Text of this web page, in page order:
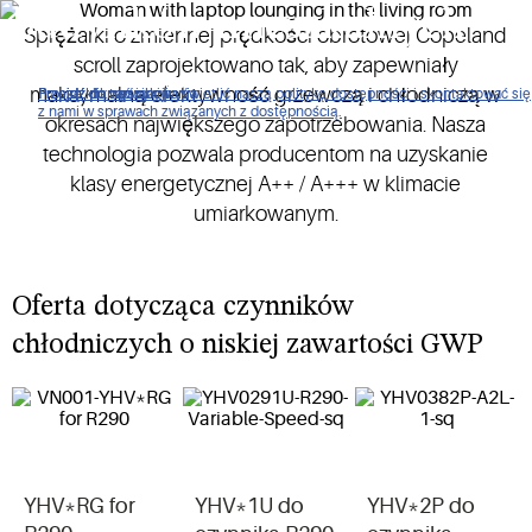
Proszę kliknąć, aby wyświetlić naszą politykę dostępności i skontaktować się
z nami w sprawach związanych z dostępnością.
Przejdź do nawigacji
Przejdź do treści
Przejdź do wyszukiwania
budynków mieszkalnych
Technologie regulacji zapewniają szerszy zakres działania i
najlepszą w swojej klasie efektywność sezonową (SCOP i
ESEER).
Sprężarki o zmiennej prędkości obrotowej Copeland
scroll zaprojektowano tak, aby zapewniały
maksymalną efektywność grzewczą i chłodniczą w
okresach największego zapotrzebowania. Nasza
technologia pozwala producentom na uzyskanie
klasy energetycznej A++ / A+++ w klimacie
umiarkowanym.
Oferta dotycząca czynników
chłodniczych o niskiej zawartości GWP
YHV*RG for
YHV*1U do
YHV*2P do